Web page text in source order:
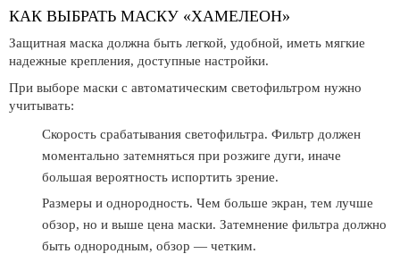
КАК ВЫБРАТЬ МАСКУ «ХАМЕЛЕОН»
Защитная маска должна быть легкой, удобной, иметь мягкие
надежные крепления, доступные настройки.
При выборе маски с автоматическим светофильтром нужно
учитывать:
Скорость срабатывания светофильтра. Фильтр должен
моментально затемняться при розжиге дуги, иначе
большая вероятность испортить зрение.
Размеры и однородность. Чем больше экран, тем лучше
обзор, но и выше цена маски. Затемнение фильтра должно
быть однородным, обзор — четким.